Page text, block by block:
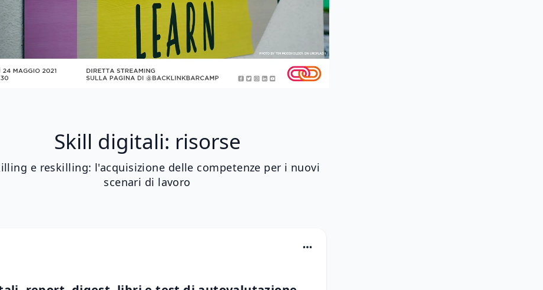
Skill digitali: risorse
e reskilling: l'acquisizione delle competenze per i nuovi
scenari di lavoro